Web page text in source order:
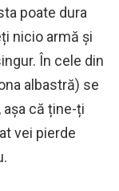
poate dura
nicio armă și
În cele din
albastră) se
că ține-ți
vei pierde